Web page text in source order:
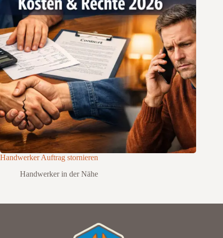
Handwerker Auftrag stornieren
Handwerker in der Nähe